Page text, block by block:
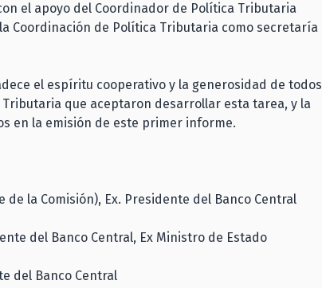
el apoyo del Coordinador de Política Tributaria
Coordinación de Política Tributaria como secretaría
el espíritu cooperativo y la generosidad de todos
que aceptaron desarrollar esta tarea, y la
en la emisión de este primer informe.
de la Comisión), Ex. Presidente del Banco Central
del Banco Central, Ex Ministro de Estado
del Banco Central